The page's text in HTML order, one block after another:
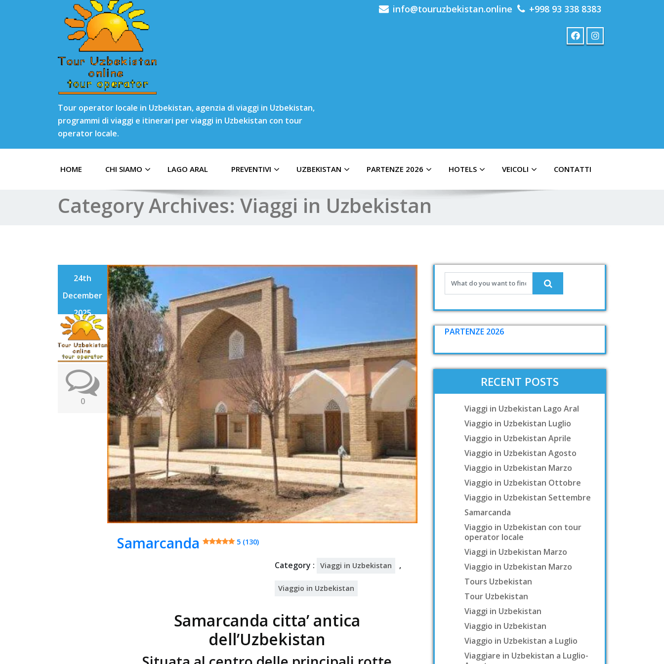
Tour operator locale in Uzbekistan, agenzia di viaggi in Uzbekistan,
programmi di viaggi e itinerari per viaggi in Uzbekistan con tour
operator locale.
info@touruzbekistan.online +998 93 338 8383
HOME CHI SIAMO LAGO ARAL PREVENTIVI UZBEKISTAN PARTENZE 2026 HOTELS VEICOLI CONTATTI
Category Archives: Viaggi in Uzbekistan
24th
December
2025
0
Samarcanda 5 (130)
Category : Viaggi in Uzbekistan ,
Viaggio in Uzbekistan
Samarcanda citta’ antica
dell’Uzbekistan
PARTENZE 2026
RECENT POSTS
Viaggi in Uzbekistan Lago Aral
Viaggio in Uzbekistan Luglio
Viaggio in Uzbekistan Aprile
Viaggio in Uzbekistan Agosto
Viaggio in Uzbekistan Marzo
Viaggio in Uzbekistan Ottobre
Viaggio in Uzbekistan Settembre
Samarcanda
Viaggio in Uzbekistan con tour
operator locale
Viaggi in Uzbekistan Marzo
Viaggio in Uzbekistan Marzo
Tours Uzbekistan
Tour Uzbekistan
Viaggi in Uzbekistan
Viaggio in Uzbekistan
Viaggio in Uzbekistan a Luglio
Viaggiare in Uzbekistan a Luglio-